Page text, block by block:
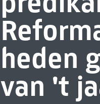
heden
van 't